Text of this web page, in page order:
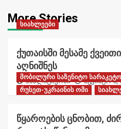
More Stories
სიახლეები
ქუთაისში მესამე
აღნიშნეს
ანალიტიკოსი აგვისტო 6,
მობილური საზენიტო
რუსეთ-უკრაინის ომი
წყაროების ცნობით,